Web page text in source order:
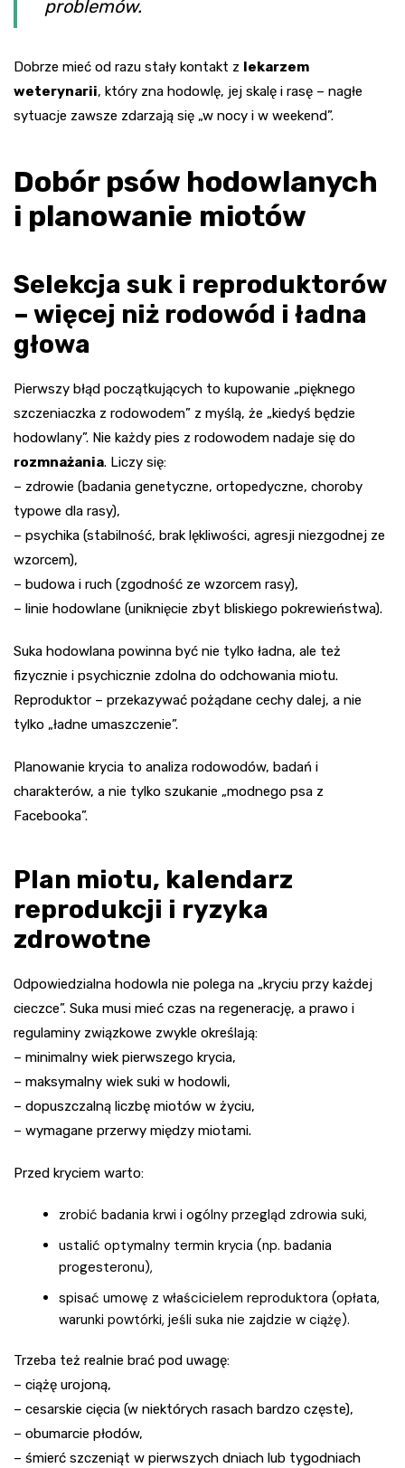
problemów.
Dobrze mieć od razu stały kontakt z lekarzem
weterynarii, który zna hodowlę, jej skalę i rasę – nagłe
sytuacje zawsze zdarzają się „w nocy i w weekend”.
Dobór psów hodowlanych
i planowanie miotów
Selekcja suk i reproduktorów
– więcej niż rodowód i ładna
głowa
Pierwszy błąd początkujących to kupowanie „pięknego
szczeniaczka z rodowodem” z myślą, że „kiedyś będzie
hodowlany”. Nie każdy pies z rodowodem nadaje się do
rozmnażania. Liczy się:
– zdrowie (badania genetyczne, ortopedyczne, choroby
typowe dla rasy),
– psychika (stabilność, brak lękliwości, agresji niezgodnej ze
wzorcem),
– budowa i ruch (zgodność ze wzorcem rasy),
– linie hodowlane (uniknięcie zbyt bliskiego pokrewieństwa).
Suka hodowlana powinna być nie tylko ładna, ale też
fizycznie i psychicznie zdolna do odchowania miotu.
Reproduktor – przekazywać pożądane cechy dalej, a nie
tylko „ładne umaszczenie”.
Planowanie krycia to analiza rodowodów, badań i
charakterów, a nie tylko szukanie „modnego psa z
Facebooka”.
Plan miotu, kalendarz
reprodukcji i ryzyka
zdrowotne
Odpowiedzialna hodowla nie polega na „kryciu przy każdej
cieczce”. Suka musi mieć czas na regenerację, a prawo i
regulaminy związkowe zwykle określają:
– minimalny wiek pierwszego krycia,
– maksymalny wiek suki w hodowli,
– dopuszczalną liczbę miotów w życiu,
– wymagane przerwy między miotami.
Przed kryciem warto:
zrobić badania krwi i ogólny przegląd zdrowia suki,
ustalić optymalny termin krycia (np. badania
progesteronu),
spisać umowę z właścicielem reproduktora (opłata,
warunki powtórki, jeśli suka nie zajdzie w ciążę).
Trzeba też realnie brać pod uwagę:
– ciążę urojoną,
– cesarskie cięcia (w niektórych rasach bardzo częste),
– obumarcie płodów,
– śmierć szczeniąt w pierwszych dniach lub tygodniach